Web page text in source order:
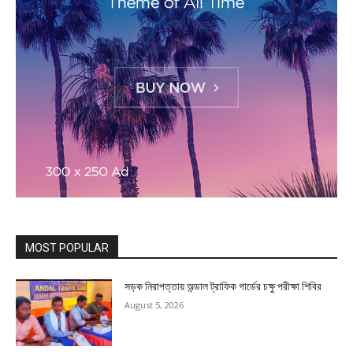
MOST POPULAR
সড়ক নিরাপত্তায় অন্ডাল ট্রাফিক গার্ডের চক্ষু পরীক্ষা শিবির
August 5, 2026